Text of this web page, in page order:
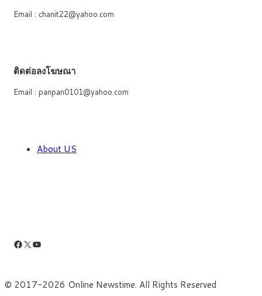
Email : chanit22@yahoo.com
ติดต่อลงโฆษณา
Email : panpan0101@yahoo.com
About US
Facebook
X YouTube
© 2017-2026 Online Newstime. All Rights Reserved